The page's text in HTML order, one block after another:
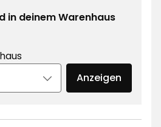
in deinem Warenhaus
Anzeigen